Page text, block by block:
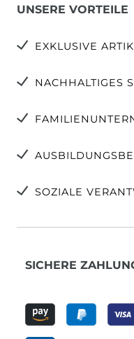
UNSERE VORTEILE
EXKLUSIVE
NACHHALTIGES
SOZIALE
SICHERE